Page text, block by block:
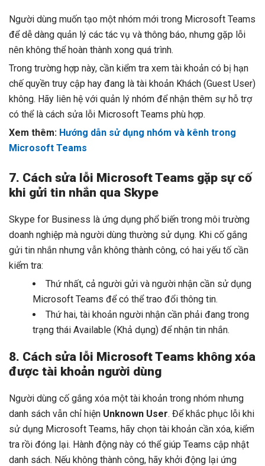
Người dùng muốn tạo một nhóm mới trong Microsoft Teams
để dễ dàng quản lý các tác vụ và thông báo, nhưng gặp lỗi
nên không thể hoàn thành xong quá trình.
Trong trường hợp này, cần kiểm tra xem tài khoản có bị hạn
chế quyền truy cập hay đang là tài khoản Khách (Guest User)
không. Hãy liên hệ với quản lý nhóm để nhận thêm sự hỗ trợ
có thể là cách sửa lỗi Microsoft Teams phù hợp.
Xem thêm: Hướng dẫn sử dụng nhóm và kênh trong
Microsoft Teams
7. Cách sửa lỗi Microsoft Teams gặp sự cố
khi gửi tin nhắn qua Skype
Skype for Business là ứng dụng phổ biến trong môi trường
doanh nghiệp mà người dùng thường sử dụng. Khi cố gắng
gửi tin nhắn nhưng vẫn không thành công, có hai yếu tố cần
kiểm tra:
Thứ nhất, cả người gửi và người nhận cần sử dụng
Microsoft Teams để có thể trao đổi thông tin.
Thứ hai, tài khoản người nhận cần phải đang trong
trạng thái Available (Khả dụng) để nhận tin nhắn.
8. Cách sửa lỗi Microsoft Teams không xóa
được tài khoản người dùng
Người dùng cố gắng xóa một tài khoản trong nhóm nhưng
danh sách vẫn chỉ hiện Unknown User. Để khắc phục lỗi khi
sử dụng Microsoft Teams, hãy chọn tài khoản cần xóa, kiểm
tra rồi đóng lại. Hành động này có thể giúp Teams cập nhật
danh sách. Nếu không thành công, hãy khởi động lại ứng